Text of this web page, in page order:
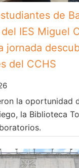
de
IES Miguel
jornada
del CCHS
la oportunidad
la Biblioteca